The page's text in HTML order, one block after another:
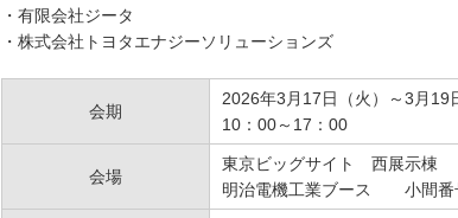
・有限会社ジータ
・株式会社トヨタエナジーソリューションズ
会期
2026年3 月17日（火）～3月19
10：00～17：00
会場
東京ビッグサイト 西展示棟
明治電機工業ブース 小間番